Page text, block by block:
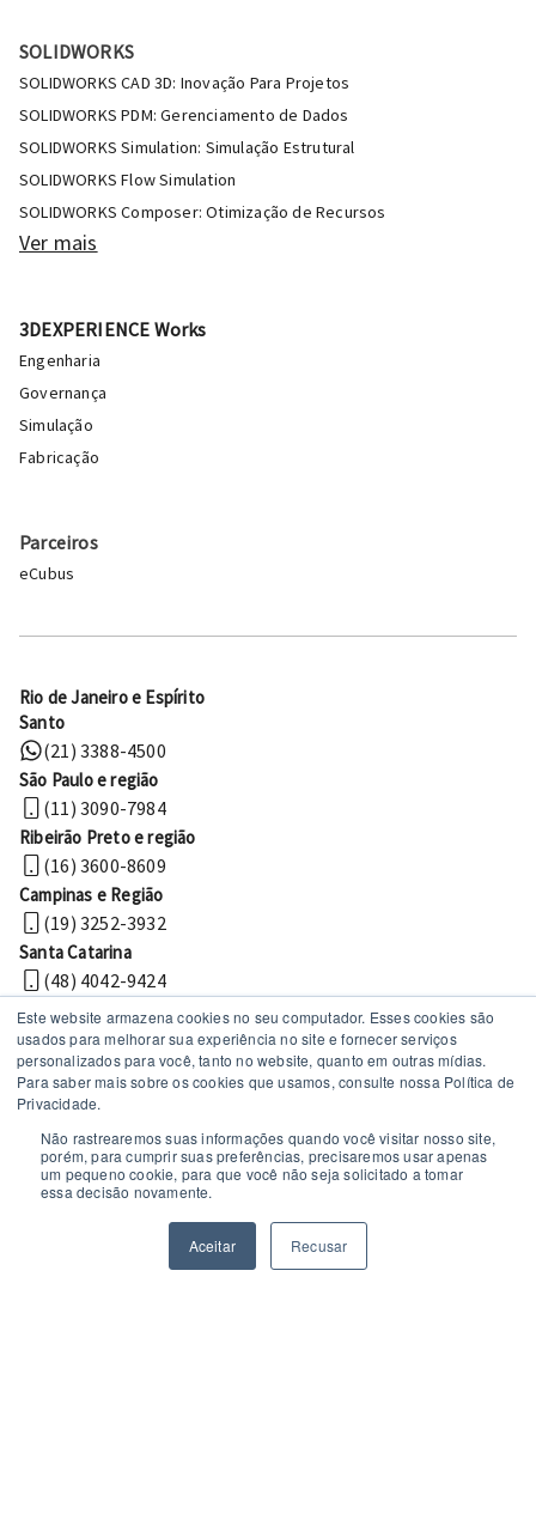
Este website armazena cookies no seu computador. Esses cookies são
usados ​​para melhorar sua experiência no site e fornecer serviços
personalizados para você, tanto no website, quanto em outras mídias.
Para saber mais sobre os cookies que usamos, consulte nossa Política de
Privacidade.
Não rastrearemos suas informações quando você visitar nosso site,
porém, para cumprir suas preferências, precisaremos usar apenas
um pequeno cookie, para que você não seja solicitado a tomar
essa decisão novamente.
Aceitar Recusar
SOLIDWORKS
SOLIDWORKS CAD 3D: Inovação Para Projetos
SOLIDWORKS PDM: Gerenciamento de Dados
SOLIDWORKS Simulation: Simulação Estrutural
SOLIDWORKS Flow Simulation
SOLIDWORKS Composer: Otimização de Recursos
Ver mais
3DEXPERIENCE Works
Engenharia
Governança
Simulação
Fabricação
Parceiros
eCubus
Rio de Janeiro e Espírito
Santo
(21) 3388-4500
São Paulo e região
(11) 3090-7984
Ribeirão Preto e região
(16) 3600-8609
Campinas e Região
(19) 3252-3932
Santa Catarina
(48) 4042-9424
Políticas de privacidade